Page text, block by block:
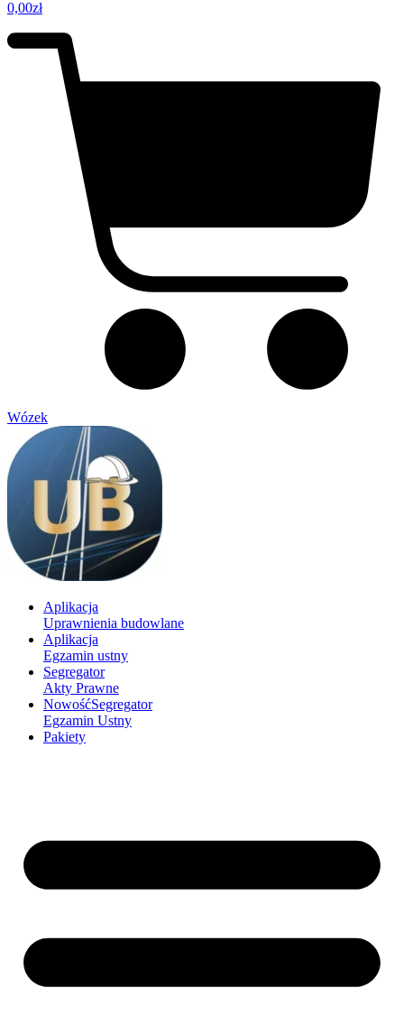
0,00zł
Wózek
Aplikacja
Uprawnienia budowlane
Aplikacja
Egzamin ustny
Segregator
Akty Prawne
NowośćSegregator
Egzamin Ustny
Pakiety